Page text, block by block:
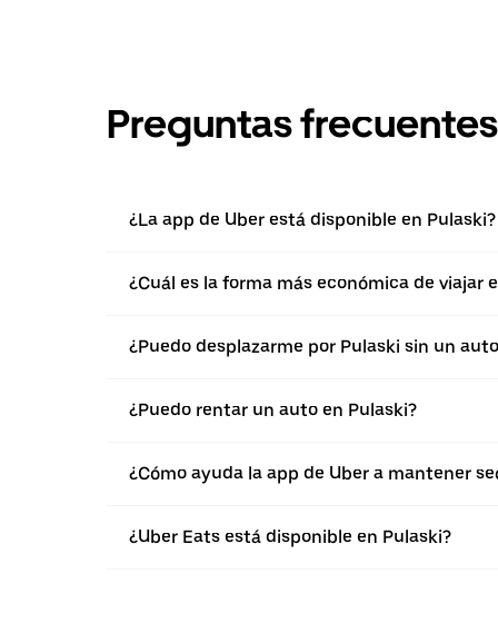
Preguntas frecuentes
¿La app de Uber está disponible en Pulaski?
¿Cuál es la forma más económica de viajar
¿Puedo desplazarme por Pulaski sin un
¿Puedo rentar un auto en Pulaski?
¿Cómo ayuda la app de Uber a mantener
¿Uber Eats está disponible en Pulaski?